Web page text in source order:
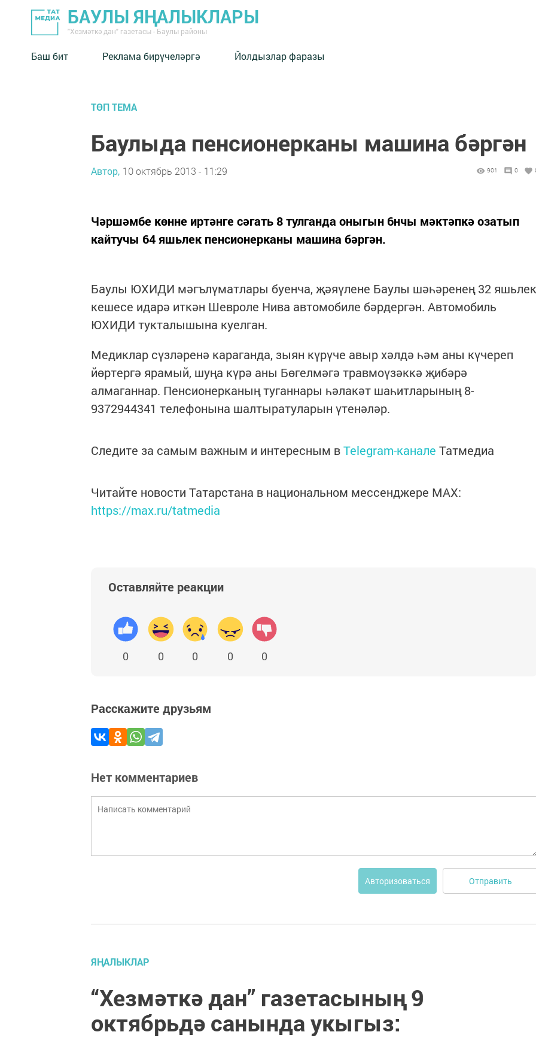
БАУЛЫ ЯҢАЛЫКЛАРЫ
"Хезмәткә дан" газетасы - Баулы районы
Баш бит Реклама бирүчеләргә Йолдызлар фаразы
ТӨП ТЕМА
Баулыда пенсионерканы машина бәргән
Автор, 10 октябрь 2013 - 11:29 901 0
Чәршәмбе көнне иртәнге сәгать 8 тулганда оныгын 6нчы мәктәпкә озатып
кайтучы 64 яшьлек пенсионерканы машина бәргән.
Баулы ЮХИДИ мәгълүматлары буенча, җәяүлене Баулы шәһәренең 32 яшьлек
кешесе идарә иткән Шевроле Нива автомобиле бәрдергән. Автомобиль
ЮХИДИ тукталышына куелган.
Медиклар сүзләренә караганда, зыян күрүче авыр хәлдә һәм аны күчереп
йөртергә ярамый, шуңа күрә аны Бөгелмәгә травмоүзәккә җибәрә
алмаганнар. Пенсионерканың туганнары һәлакәт шаһитларының 8-
9372944341 телефонына шалтыратуларын үтенәләр.
Следите за самым важным и интересным вTelegram-канале Татмедиа
Читайте новости Татарстана в национальном мессенджере MАХ:
https://max.ru/tatmedia
Оставляйте реакции
0 0 0 0 0
Расскажите друзьям
Нет комментариев
Авторизоваться Отправить
ЯҢАЛЫКЛАР
“Хезмәткә дан” газетасының 9
октябрьдә санында укыгыз: